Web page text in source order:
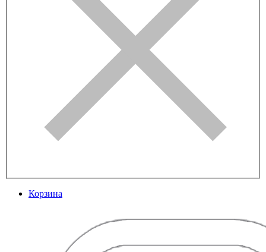
Корзина